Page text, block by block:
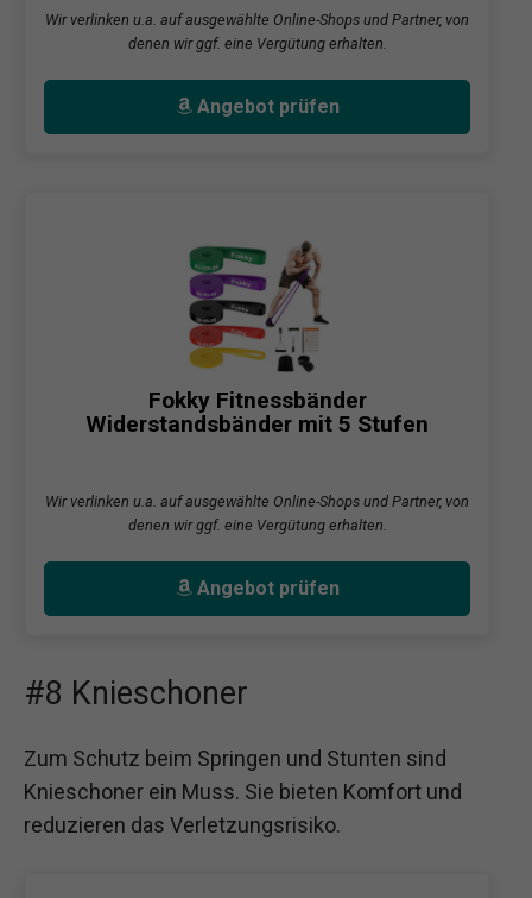
Wir verlinken u.a. auf ausgewählte Online-Shops und Partner, von
denen wir ggf. eine Vergütung erhalten.
Angebot prüfen
Fokky Fitnessbänder
Widerstandsbänder mit 5 Stufen
Wir verlinken u.a. auf ausgewählte Online-Shops und Partner, von
denen wir ggf. eine Vergütung erhalten.
Angebot prüfen
#8 Knieschoner
Zum Schutz beim Springen und Stunten sind
Knieschoner ein Muss. Sie bieten Komfort und
reduzieren das Verletzungsrisiko.